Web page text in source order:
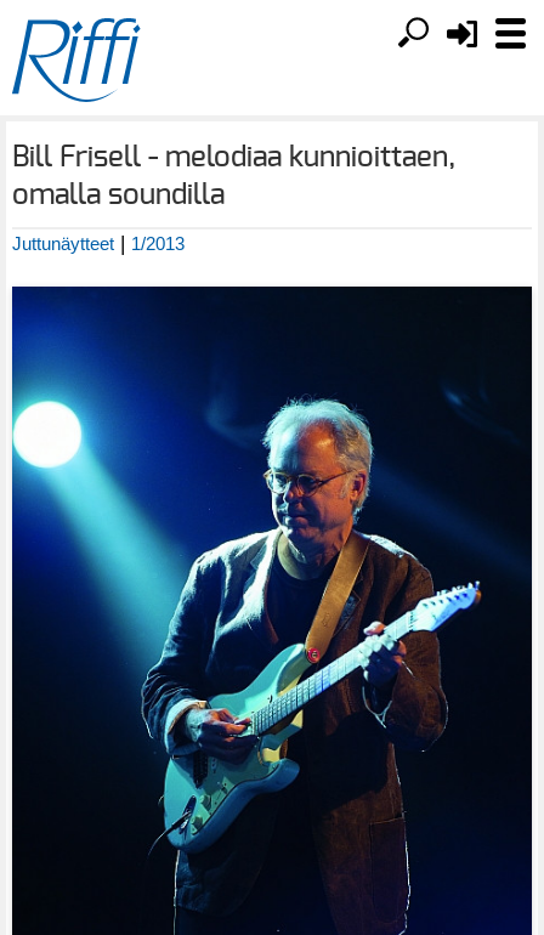
Bill Frisell - melodiaa kunnioittaen,
omalla soundilla
Juttunäytteet | 1/2013